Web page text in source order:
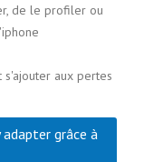
de le profiler ou
aux pertes
grâce à